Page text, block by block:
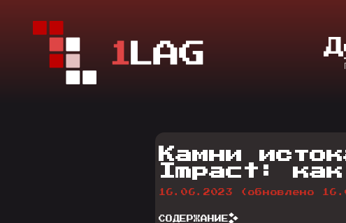
Д
Камни
Impact: как
16.06.2023 (обновлено
СОДЕРЖАНИЕ